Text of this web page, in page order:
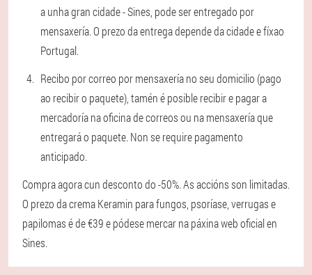
a unha gran cidade - Sines, pode ser entregado por
mensaxería. O prezo da entrega depende da cidade e fíxao
Portugal.
Recibo por correo por mensaxería no seu domicilio (pago
ao recibir o paquete), tamén é posible recibir e pagar a
mercadoría na oficina de correos ou na mensaxería que
entregará o paquete. Non se require pagamento
anticipado.
Compra agora cun desconto do -50%. As accións son limitadas.
O prezo da crema Keramin para fungos, psoríase, verrugas e
papilomas é de €39 e pódese mercar na páxina web oficial en
Sines.